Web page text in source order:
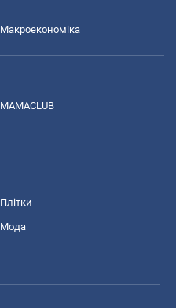
Макроекономіка
MAMACLUB
Плітки
Мода